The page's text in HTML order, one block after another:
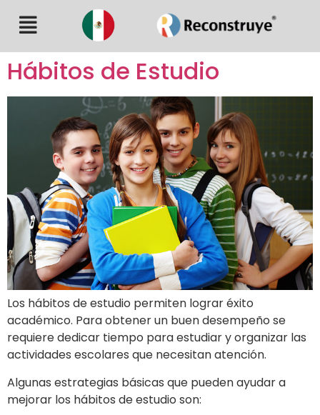
Hábitos de Estudio
Los hábitos de estudio permiten lograr éxito
académico. Para obtener un buen desempeño se
requiere dedicar tiempo para estudiar y organizar las
actividades escolares que necesitan atención.
Algunas estrategias básicas que pueden ayudar a
mejorar los hábitos de estudio son: